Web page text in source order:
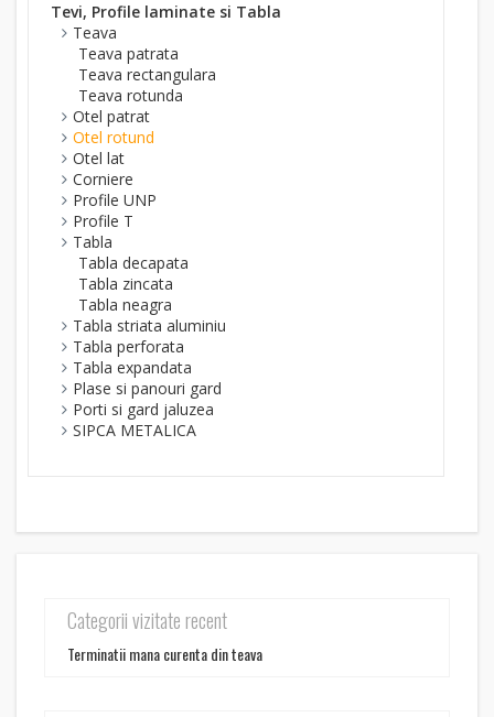
Tevi, Profile laminate si Tabla
Teava
Teava patrata
Teava rectangulara
Teava rotunda
Otel patrat
Otel rotund
Otel lat
Corniere
Profile UNP
Profile T
Tabla
Tabla decapata
Tabla zincata
Tabla neagra
Tabla striata aluminiu
Tabla perforata
Tabla expandata
Plase si panouri gard
Porti si gard jaluzea
SIPCA METALICA
Categorii vizitate recent
Terminatii mana curenta din teava